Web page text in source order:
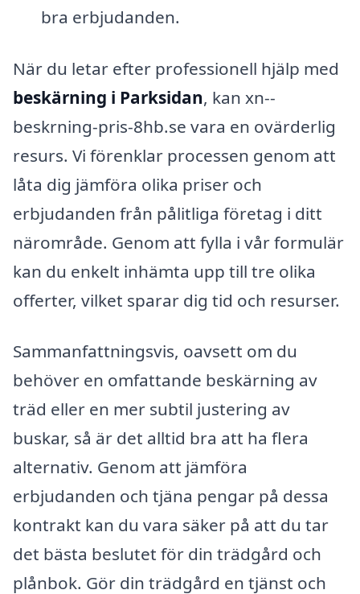
bra erbjudanden.
När du letar efter professionell hjälp med
beskärning i Parksidan, kan xn--
beskrning-pris-8hb.se vara en ovärderlig
resurs. Vi förenklar processen genom att
låta dig jämföra olika priser och
erbjudanden från pålitliga företag i ditt
närområde. Genom att fylla i vår formulär
kan du enkelt inhämta upp till tre olika
offerter, vilket sparar dig tid och resurser.
Sammanfattningsvis, oavsett om du
behöver en omfattande beskärning av
träd eller en mer subtil justering av
buskar, så är det alltid bra att ha flera
alternativ. Genom att jämföra
erbjudanden och tjäna pengar på dessa
kontrakt kan du vara säker på att du tar
det bästa beslutet för din trädgård och
plånbok. Gör din trädgård en tjänst och